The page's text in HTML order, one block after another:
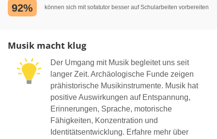
92% können sich mit sofatutor besser auf Schularbeiten vorbereiten
Musik macht klug
Der Umgang mit Musik begleitet uns seit
langer Zeit. Archäologische Funde zeigen
prähistorische Musikinstrumente. Musik hat
positive Auswirkungen auf Entspannung,
Erinnerungen, Sprache, motorische
Fähigkeiten, Konzentration und
Identitätsentwicklung. Erfahre mehr über